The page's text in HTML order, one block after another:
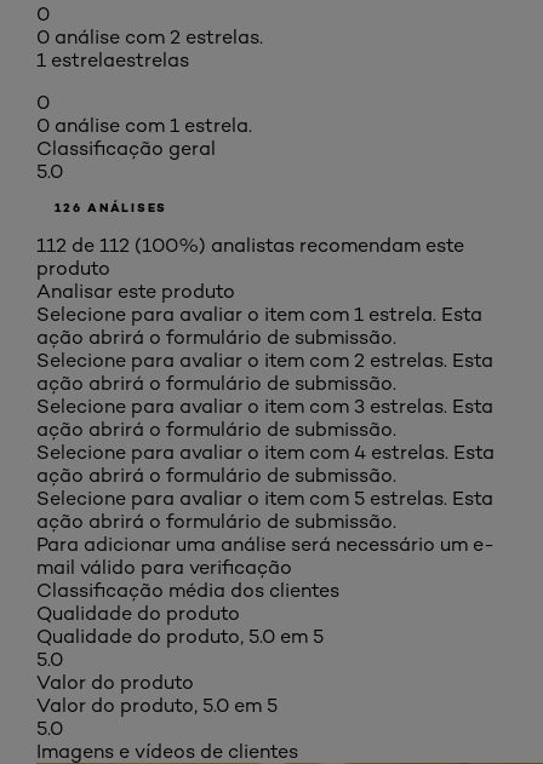
0
0 análise com 2 estrelas.
1 estrelaestrelas
0
0 análise com 1 estrela.
Classificação geral
5.0
126 ANÁLISES
112 de 112 (100%) analistas recomendam este
produto
Analisar este produto
Selecione para avaliar o item com 1 estrela. Esta
ação abrirá o formulário de submissão.
Selecione para avaliar o item com 2 estrelas. Esta
ação abrirá o formulário de submissão.
Selecione para avaliar o item com 3 estrelas. Esta
ação abrirá o formulário de submissão.
Selecione para avaliar o item com 4 estrelas. Esta
ação abrirá o formulário de submissão.
Selecione para avaliar o item com 5 estrelas. Esta
ação abrirá o formulário de submissão.
Para adicionar uma análise será necessário um e-
mail válido para verificação
Classificação média dos clientes
Qualidade do produto
Qualidade do produto, 5.0 em 5
5.0
Valor do produto
Valor do produto, 5.0 em 5
5.0
Imagens e vídeos de clientes